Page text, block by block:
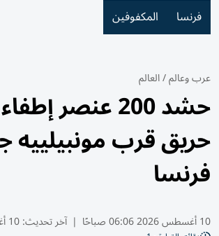
فرنسا المكفوفين
عرب وعالم/العالم
حشد 200 عنصر
حريق قرب
فرنسا
10 أغسطس 2026 06:06 صباحًا | آخر تحديث:10 أغسطس 06:06 2026